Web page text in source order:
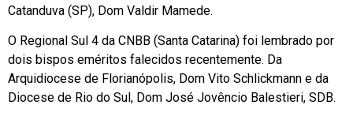
Catanduva (SP), Dom Valdir Mamede.
O Regional Sul 4 da CNBB (Santa Catarina) foi lembrado por
dois bispos eméritos falecidos recentemente. Da
Arquidiocese de Florianópolis, Dom Vito Schlickmann e da
Diocese de Rio do Sul, Dom José Jovêncio Balestieri, SDB.